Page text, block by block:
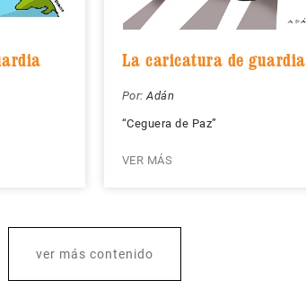
La caricatura de guardia
Por: Adán
“Ceguera de Paz”
VER MÁS
ver más contenido